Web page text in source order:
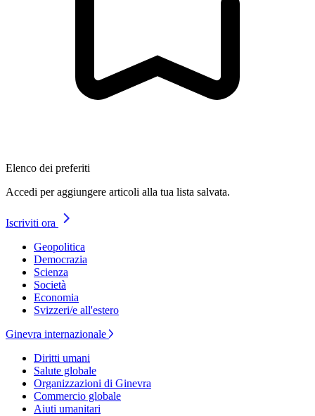
Elenco dei preferiti
Accedi per aggiungere articoli alla tua lista salvata.
Iscriviti ora
Geopolitica
Democrazia
Scienza
Società
Economia
Svizzeri/e all'estero
Ginevra internazionale
Diritti umani
Salute globale
Organizzazioni di Ginevra
Commercio globale
Aiuti umanitari